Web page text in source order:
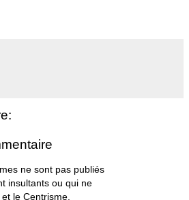
ne sont pas publiés
insultants ou qui ne
le Centrisme.